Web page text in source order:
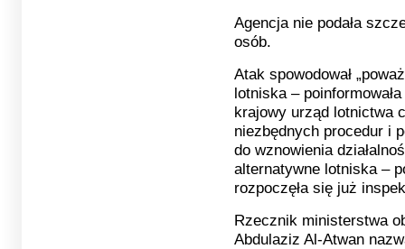
Agencja nie podała
osób.
Atak spowodował
lotniska –
krajowy urząd lotnictwa
niezbędnych procedur i
do wznowienia
alternatywne lotniska –
rozpoczęła się już
Rzecznik ministerstwa
Abdulaziz Al-Atwan